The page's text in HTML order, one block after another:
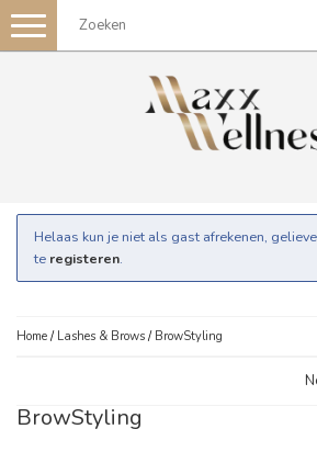
Toggle
navigation
Helaas kun je niet als gast afrekenen,
te registeren.
Home / Lashes & Brows / BrowStyling
BrowStyling